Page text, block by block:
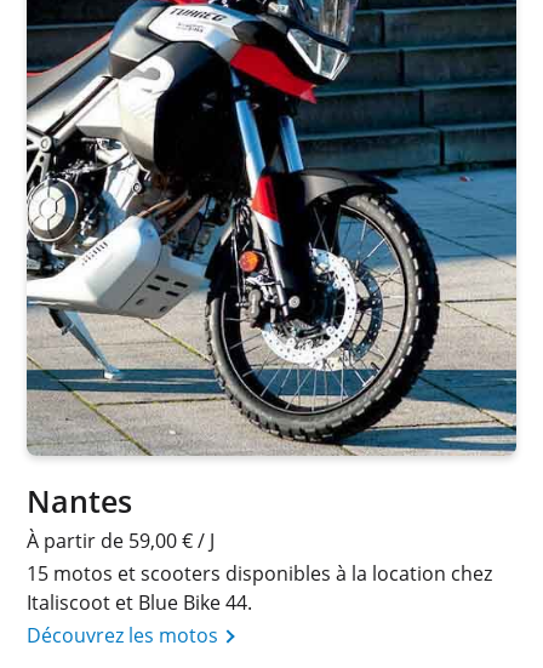
Nantes
À partir de 59,00 € / J
15 motos et scooters disponibles à la location chez
Italiscoot et Blue Bike 44.
Découvrez les motos